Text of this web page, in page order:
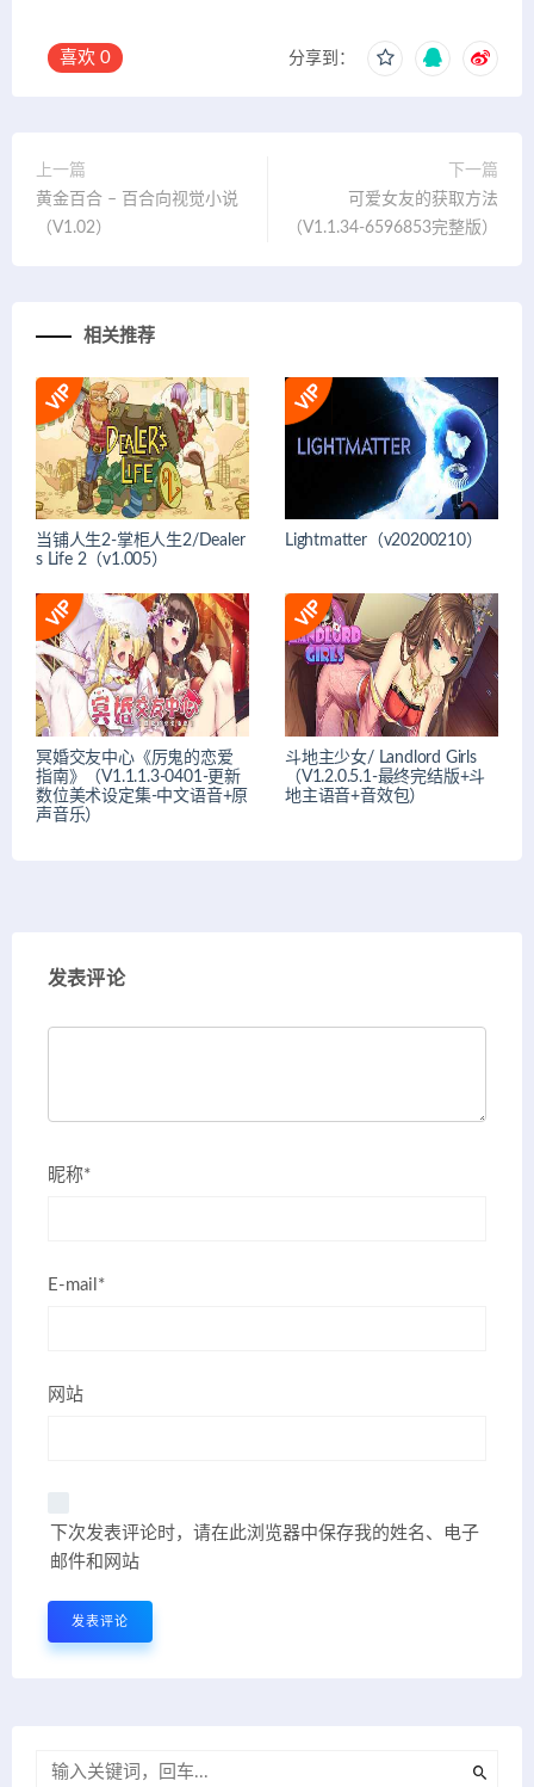
喜欢 0 分享到：
上一篇
黄金百合 – 百合向视觉小说
（V1.02）
下一篇
可爱女友的获取方法
（V1.1.34-6596853完整版）
相关推荐
当铺人生2-掌柜人生2/Dealer
s Life 2（v1.005）
Lightmatter（v20200210）
冥婚交友中心《厉鬼的恋爱
指南》（V1.1.1.3-0401-更新
数位美术设定集-中文语音+原
声音乐）
斗地主少女/ Landlord Girls
（V1.2.0.5.1-最终完结版+斗
地主语音+音效包）
发表评论
昵称*
E-mail*
网站
下次发表评论时，请在此浏览器中保存我的姓名、电子
邮件和网站